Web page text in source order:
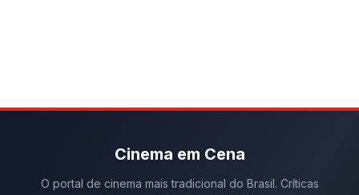
Cinema em Cena
O portal de cinema mais tradicional do Brasil. Críticas